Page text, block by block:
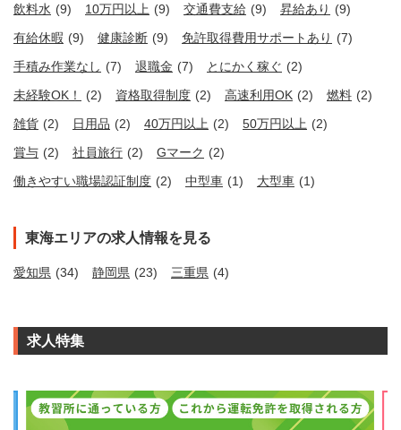
飲料水 (9) 10万円以上 (9) 交通費支給 (9) 昇給あり (9)
有給休暇 (9) 健康診断 (9) 免許取得費用サポートあり (7)
手積み作業なし (7) 退職金 (7) とにかく稼ぐ (2)
未経験OK！
(2) 資格取得制度 (2) 高速利用OK (2) 燃料 (2)
雑貨 (2) 日用品 (2) 40万円以上 (2) 50万円以上 (2)
賞与 (2) 社員旅行 (2) Gマーク (2)
働きやすい職場認証制度 (2) 中型車 (1) 大型車 (1)
東海エリアの求人情報を見る
愛知県 (34) 静岡県 (23) 三重県 (4)
求人特集